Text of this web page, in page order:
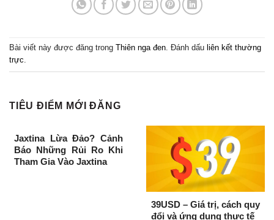
Bài viết này được đăng trong Thiên nga đen. Đánh dấu liên kết thường
trực.
TIÊU ĐIỂM MỚI ĐĂNG
Jaxtina Lừa Đảo? Cảnh
Báo Những Rủi Ro Khi
Tham Gia Vào Jaxtina
39USD – Giá trị, cách quy
đổi và ứng dụng thực tế